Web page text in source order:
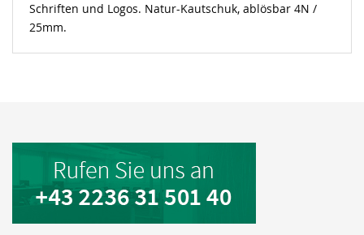
Schriften und Logos. Natur-Kautschuk, ablösbar 4N /
25mm.